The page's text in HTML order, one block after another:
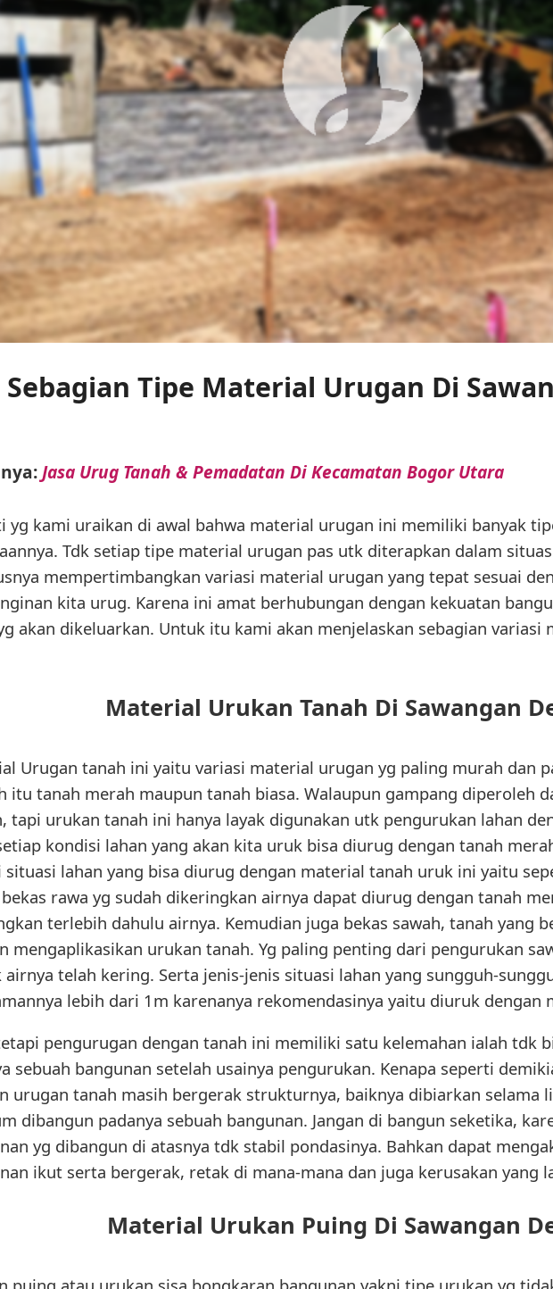
Sebagian Tipe Material Urugan Di
Jasa Urug Tanah & Pemadatan Di Kecamatan Bogor Utara
yg kami uraikan di awal bahwa material urugan ini memiliki banyak
Tdk setiap tipe material urugan pas utk diterapkan dalam
mempertimbangkan variasi material urugan yang tepat sesuai
kita urug. Karena ini amat berhubungan dengan kekuatan
akan dikeluarkan. Untuk itu kami akan menjelaskan sebagian
Material Urukan Tanah Di Sawangan
Urugan tanah ini yaitu variasi material urugan yg paling murah dan
itu tanah merah maupun tanah biasa. Walaupun gampang diperoleh
tapi urukan tanah ini hanya layak digunakan utk pengurukan lahan
kondisi lahan yang akan kita uruk bisa diurug dengan tanah
situasi lahan yang bisa diurug dengan material tanah uruk ini yaitu
bekas rawa yg sudah dikeringkan airnya dapat diurug dengan tanah
terlebih dahulu airnya. Kemudian juga bekas sawah, tanah yang
mengaplikasikan urukan tanah. Yg paling penting dari pengurukan
telah kering. Serta jenis-jenis situasi lahan yang sungguh-
lebih dari 1m karenanya rekomendasinya yaitu diuruk dengan
pengurugan dengan tanah ini memiliki satu kelemahan ialah tdk
sebuah bangunan setelah usainya pengurukan. Kenapa seperti
urugan tanah masih bergerak strukturnya, baiknya dibiarkan selama
dibangun padanya sebuah bangunan. Jangan di bangun seketika,
yg dibangun di atasnya tdk stabil pondasinya. Bahkan dapat
ikut serta bergerak, retak di mana-mana dan juga kerusakan yang
Material Urukan Puing Di Sawangan